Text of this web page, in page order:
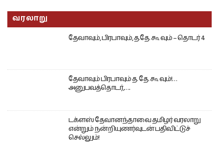
வரலாறு
தேவாவும், பிரபாவும், த.தே. கூ வும் – தொடர் 4
தேவாவும் பிரபாவும் த. தே. கூ வும்!…
அனுபவத்தொடர்,….
டக்ளஸ் தேவானந்தாவை தமிழர் வரலாறு
என்றும் நன்றியுணர்வுடன் பதிவிட்டுச்
செல்லும்!